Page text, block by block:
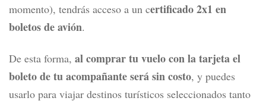
momento), tendrás acceso a un certificado 2x1 en
boletos de avión.
De esta forma, al comprar tu vuelo con la tarjeta el
boleto de tu acompañante será sin costo, y puedes
usarlo para viajar destinos turísticos seleccionados tanto